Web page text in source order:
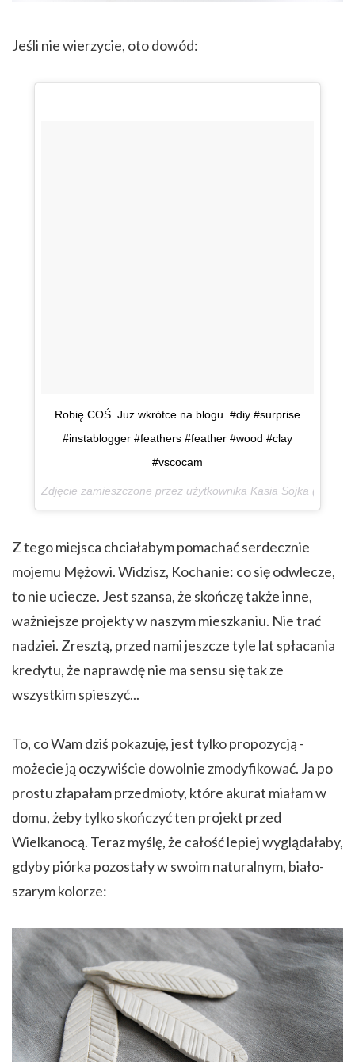
Jeśli nie wierzycie, oto dowód:
Robię COŚ. Już wkrótce na blogu. #diy #surprise
#instablogger #feathers #feather #wood #clay
#vscocam
Zdjęcie zamieszczone przez użytkownika Kasia Sojka
Z tego miejsca chciałabym pomachać serdecznie
mojemu Mężowi. Widzisz, Kochanie: co się odwlecze,
to nie uciecze. Jest szansa, że skończę także inne,
ważniejsze projekty w naszym mieszkaniu. Nie trać
nadziei. Zresztą, przed nami jeszcze tyle lat spłacania
kredytu, że naprawdę nie ma sensu się tak ze
wszystkim spieszyć...
To, co Wam dziś pokazuję, jest tylko propozycją -
możecie ją oczywiście dowolnie zmodyfikować. Ja po
prostu złapałam przedmioty, które akurat miałam w
domu, żeby tylko skończyć ten projekt przed
Wielkanocą. Teraz myślę, że całość lepiej wyglądałaby,
gdyby piórka pozostały w swoim naturalnym, biało-
szarym kolorze: